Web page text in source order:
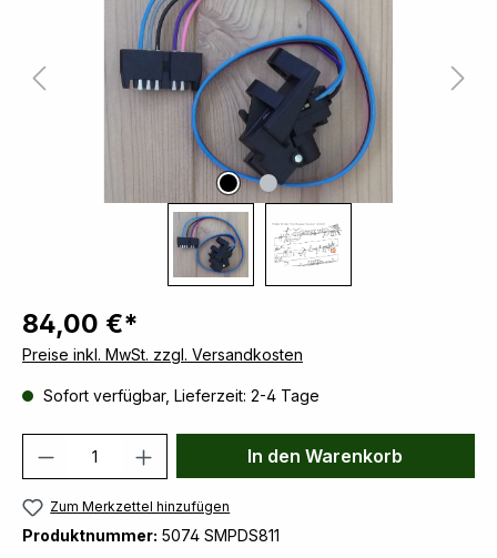
84,00 €*
Preise inkl. MwSt. zzgl. Versandkosten
Sofort verfügbar, Lieferzeit: 2-4 Tage
Produkt Anzahl: Gib denIn den Warenkorb
Zum Merkzettel hinzufügen
Produktnummer: 5074 SMPDS811